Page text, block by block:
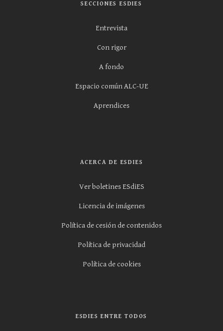
SECCIONES ESDIES
Entrevista
Con rigor
A fondo
Espacio común ALC-UE
Aprendices
ACERCA DE ESDIES
Ver boletines ESdiES
Licencia de imágenes
Política de cesión de contenidos
Política de privacidad
Política de cookies
ESDIES ENTRE TODOS